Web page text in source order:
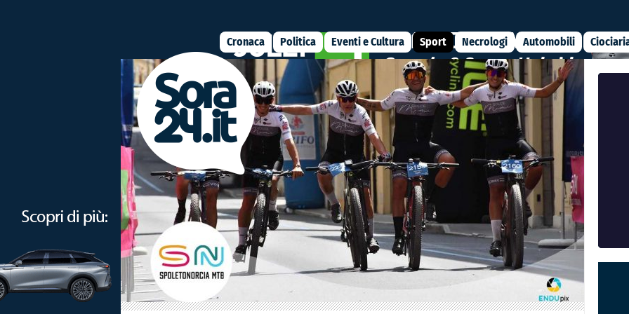
Cronaca Politica Eventi e Cultura Sport Necrologi Automobili